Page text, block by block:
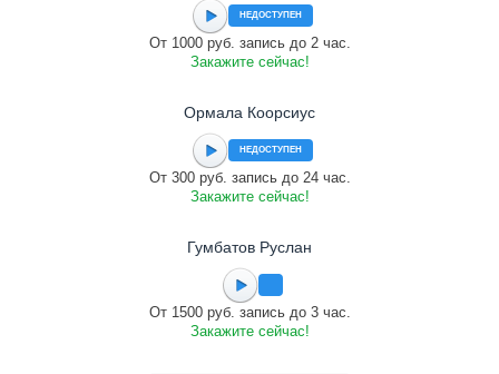
НЕДОСТУПЕН
От 1000 руб. запись до 2 час.
Закажите сейчас!
Ормала Коорсиус
НЕДОСТУПЕН
От 300 руб. запись до 24 час.
Закажите сейчас!
Гумбатов Руслан
От 1500 руб. запись до 3 час.
Закажите сейчас!